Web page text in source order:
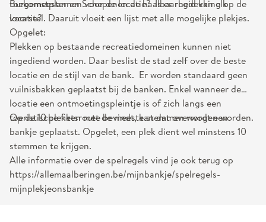
toekomstplannen voor de locatie? Is er rugdekking op de
locatie?
Burgemeester en Schepenen de haalbaarheid van elk
voorstel. Daaruit vloeit een lijst met alle mogelijke plekjes.
Opgelet:
Plekken op bestaande recreatiedomeinen kunnen niet
ingediend worden. Daar beslist de stad zelf over de beste
locatie en de stijl van de bank. Er worden standaard geen
vuilnisbakken geplaatst bij de banken. Enkel wanneer de
locatie een ontmoetingspleintje is of zich langs een
toeristische fietsroute bevindt, kan dat overwogen worden.
Op de 10 plekken met de meeste stemmen wordt een
bankje geplaatst. Opgelet, een plek dient wel minstens 10
stemmen te krijgen.
Alle informatie over de spelregels vind je ook terug op
https://allemaalberingen.be/mijnbankje/spelregels-
mijnplekjeonsbankje